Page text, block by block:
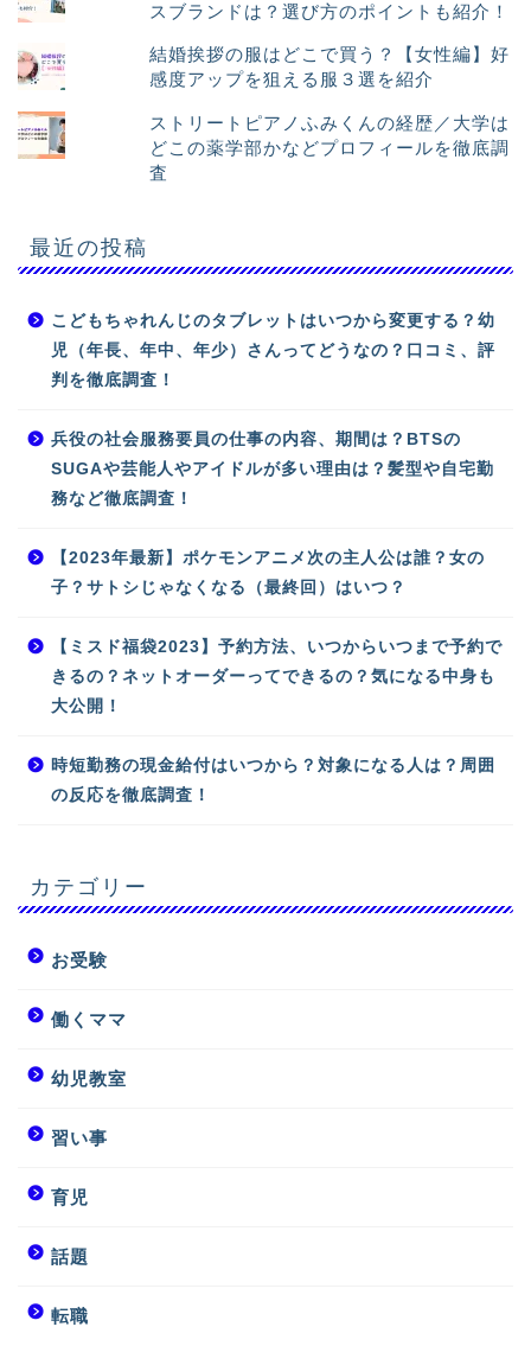
スブランドは？選び方のポイントも紹介！
結婚挨拶の服はどこで買う？【女性編】好
感度アップを狙える服３選を紹介
ストリートピアノふみくんの経歴／大学は
どこの薬学部かなどプロフィールを徹底調
査
最近の投稿
こどもちゃれんじのタブレットはいつから変更する？幼
児（年長、年中、年少）さんってどうなの？口コミ、評
判を徹底調査！
兵役の社会服務要員の仕事の内容、期間は？BTSの
SUGAや芸能人やアイドルが多い理由は？髪型や自宅勤
務など徹底調査！
【2023年最新】ポケモンアニメ次の主人公は誰？女の
子？サトシじゃなくなる（最終回）はいつ？
【ミスド福袋2023】予約方法、いつからいつまで予約で
きるの？ネットオーダーってできるの？気になる中身も
大公開！
時短勤務の現金給付はいつから？対象になる人は？周囲
の反応を徹底調査！
カテゴリー
お受験
働くママ
幼児教室
習い事
育児
話題
転職